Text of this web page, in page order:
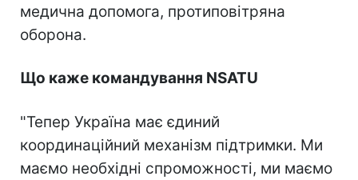
медична допомога, протиповітряна
оборона.
Що каже командування NSATU
"Тепер Україна має єдиний
координаційний механізм підтримки. Ми
маємо необхідні спроможності, ми маємо